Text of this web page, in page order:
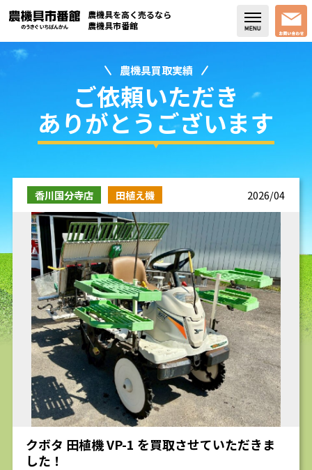
買取実績
コラム・スタッフブログ
取り扱い商品
販売中の農機具
よく頂く質問
お問い合わせ
求人
農機具を高く売るなら
農機具市番館
農機具買取実績
ご依頼いただき
ありがとうございます
香川国分寺店 田植え機 2026/04
クボタ 田植機 VP-1 を買取させていただきま
した！